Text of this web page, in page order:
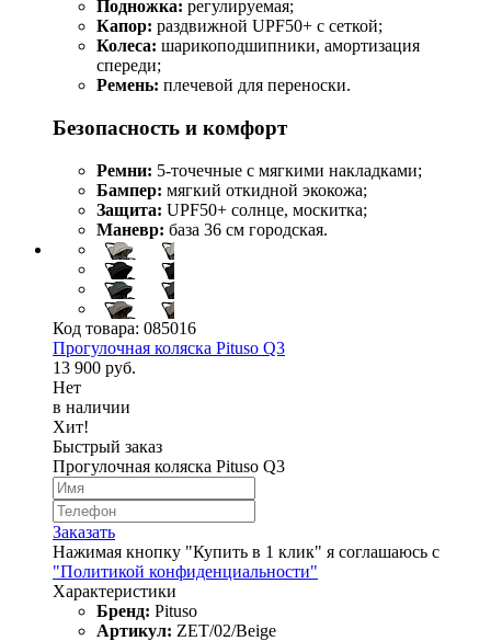
Подножка: регулируемая;
Капор: раздвижной UPF50+ с сеткой;
Колеса: шарикоподшипники, амортизация
спереди;
Ремень: плечевой для переноски.
Безопасность и комфорт
Ремни: 5-точечные с мягкими накладками;
Бампер: мягкий откидной экокожа;
Защита: UPF50+ солнце, москитка;
Маневр: база 36 см городская.
Код товара: 085016
Прогулочная коляска Pituso Q3
13 900 руб.
Нет
в наличии
Хит!
Быстрый заказ
Прогулочная коляска Pituso Q3
Заказать
Нажимая кнопку "Купить в 1 клик" я соглашаюсь с
"Политикой конфиденциальности"
Характеристики
Бренд: Pituso
Артикул: ZET/02/Beige